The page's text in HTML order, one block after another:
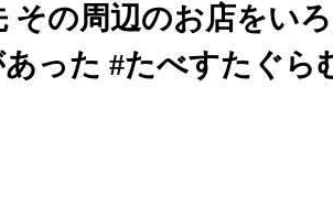
その周辺のお店をい
った #たべすたぐ